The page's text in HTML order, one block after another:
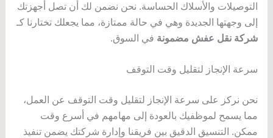
التوصيلات والأسلاك الحساسة. نحن نضمن لك أن تصل أجهزتك
إلى وجهتها الجديدة وهي في حالة ممتازة، مما يجعلك تختارنا كـ
شركة نقل عفش مضمونة في السوق.
سرعة الإنجاز لتقليل وقت التوقف
نحن نركز على سرعة الإنجاز لتقليل وقت التوقف عن العمل،
مما يسمح لموظفيك بالعودة إلى مهامهم في أسرع وقت
ممكن. التنسيق الدقيق بين فريقنا وإدارة شركتك يضمن تنفيذ